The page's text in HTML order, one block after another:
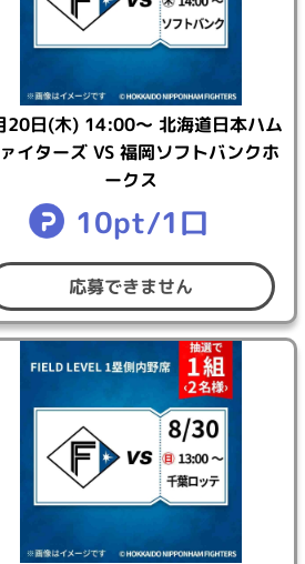
ミスタイルのマイページでお届け先を
ます。
に起因して応募または賞品発送先情
した場合は、賞品ひとつにつき送料
20日(木) 14:00～ 北海道日本ハム
イターズ VS 福岡ソフトバンクホ
ークス
10pt/1口
応募できません